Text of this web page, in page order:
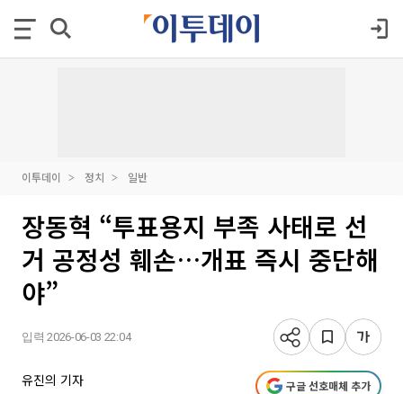
이투데이 정치 일반
장동혁 “투표용지 부족 사태로 선
거 공정성 훼손…개표 즉시 중단해
야”
입력 2026-06-03 22:04
유진의 기자 구글 선호매체 추가